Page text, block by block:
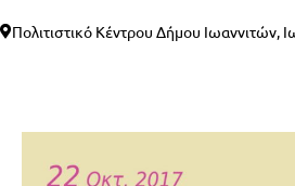
Πολιτιστικό Κέντρου Δήμου Ιωαννιτών,